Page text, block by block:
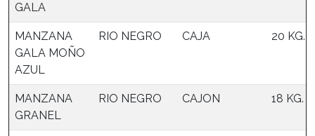
GALA
MANZANA
GALA MOÑO
AZUL
RIO NEGRO CAJA 20 KG.
MANZANA
GRANEL
RIO NEGRO CAJON 18 KG.